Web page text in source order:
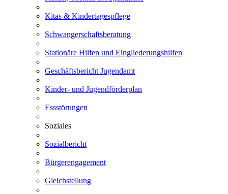
Kitas & Kindertagespflege
Schwangerschaftsberatung
Stationäre Hilfen und Eingliederungshilfen
Geschäftsbericht Jugendamt
Kinder- und Jugendförderplan
Essstörungen
Soziales
Sozialbericht
Bürgerengagement
Gleichstellung